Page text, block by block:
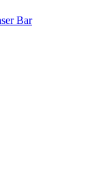
Bar